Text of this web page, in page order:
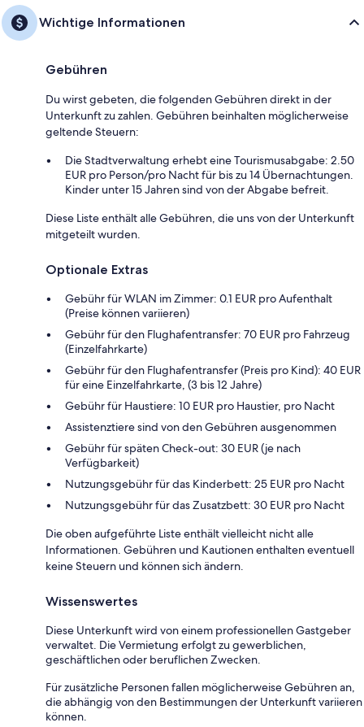
Wichtige Informationen
Gebühren
Du wirst gebeten, die folgenden Gebühren direkt in der
Unterkunft zu zahlen. Gebühren beinhalten möglicherweise
geltende Steuern:
Die Stadtverwaltung erhebt eine Tourismusabgabe: 2.50
EUR pro Person/pro Nacht für bis zu 14 Übernachtungen.
Kinder unter 15 Jahren sind von der Abgabe befreit.
Diese Liste enthält alle Gebühren, die uns von der Unterkunft
mitgeteilt wurden.
Optionale Extras
Gebühr für WLAN im Zimmer: 0.1 EUR pro Aufenthalt
(Preise können variieren)
Gebühr für den Flughafentransfer: 70 EUR pro Fahrzeug
(Einzelfahrkarte)
Gebühr für den Flughafentransfer (Preis pro Kind): 40 EUR
für eine Einzelfahrkarte, (3 bis 12 Jahre)
Gebühr für Haustiere: 10 EUR pro Haustier, pro Nacht
Assistenztiere sind von den Gebühren ausgenommen
Gebühr für späten Check-out: 30 EUR (je nach
Verfügbarkeit)
Nutzungsgebühr für das Kinderbett: 25 EUR pro Nacht
Nutzungsgebühr für das Zusatzbett: 30 EUR pro Nacht
Die oben aufgeführte Liste enthält vielleicht nicht alle
Informationen. Gebühren und Kautionen enthalten eventuell
keine Steuern und können sich ändern.
Wissenswertes
Diese Unterkunft wird von einem professionellen Gastgeber
verwaltet. Die Vermietung erfolgt zu gewerblichen,
geschäftlichen oder beruflichen Zwecken.
Für zusätzliche Personen fallen möglicherweise Gebühren an,
die abhängig von den Bestimmungen der Unterkunft variieren
können.